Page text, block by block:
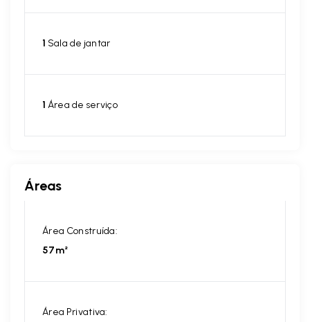
1 Sala de jantar
1 Área de serviço
Áreas
Área Construída:
57m²
Área Privativa: